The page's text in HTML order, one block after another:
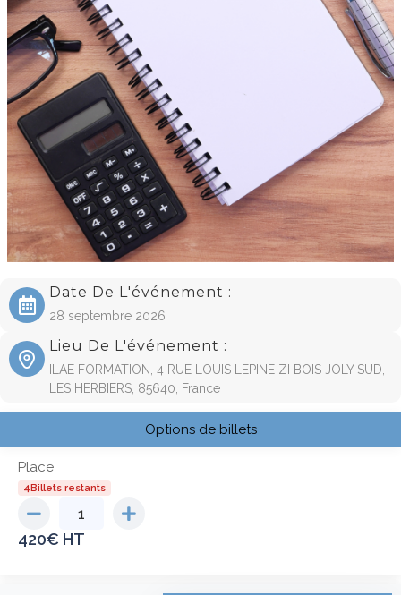
Date De L'événement :
28 septembre 2026
Lieu De L'événement :
ILAE FORMATION, 4 RUE LOUIS LEPINE ZI BOIS JOLY SUD,
LES HERBIERS, 85640, France
Options de billets
Place
4Billets restants
420€